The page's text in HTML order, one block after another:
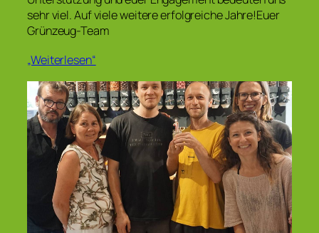
sehr viel. Auf viele weitere erfolgreiche Jahre!Euer
Grünzeug-Team
„Weiterlesen“